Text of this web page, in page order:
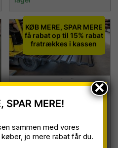
KØB MERE, SPAR MERE
få rabat op til 15% rabat
fratrækkes i kassen
VP18 Trapezplader
Sort Ral 9005,
0,45/0,50 mm, B 1,07
x L 3,00 m
SPAR MERE!
sammen med vores
jo mere rabat får du.
×